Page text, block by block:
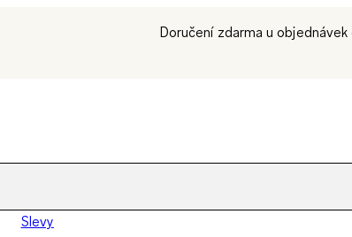
Doručení zdarma u
Slevy